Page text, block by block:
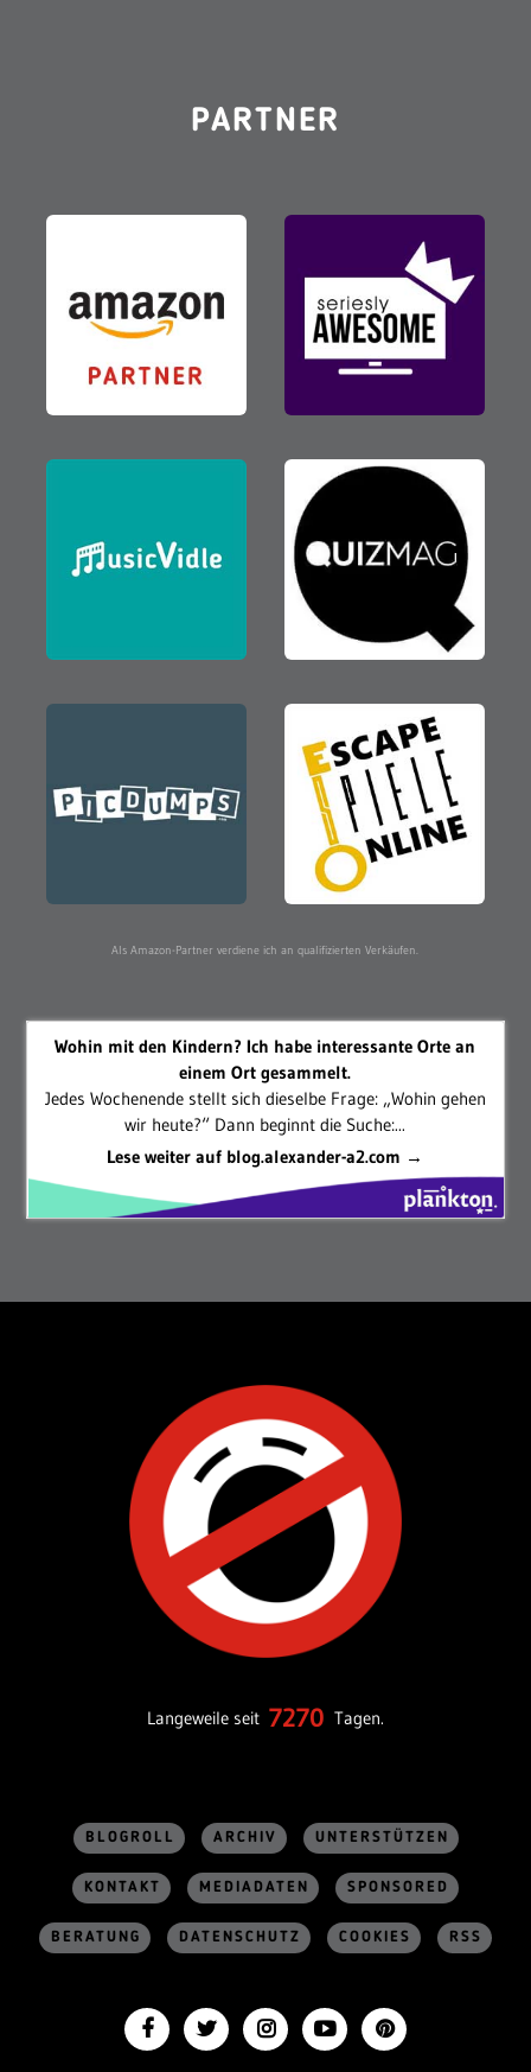
PARTNER
Als Amazon-Partner verdiene ich an qualifizierten Verkäufen.
Wohin mit den Kindern? Ich habe interessante Orte an
einem Ort gesammelt.
Jedes Wochenende stellt sich dieselbe Frage: „Wohin gehen
wir heute?“ Dann beginnt die Suche:...
Lese weiter auf blog.alexander-a2.com →
Langeweile seit 7270 Tagen.
BLOGROLL ARCHIV UNTERSTÜTZEN
KONTAKT MEDIADATEN SPONSORED
BERATUNG DATENSCHUTZ COOKIES RSS